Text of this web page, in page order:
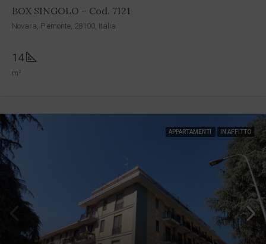
BOX SINGOLO – Cod. 7121
Novara, Piemonte, 28100, Italia
14
m²
APPARTAMENTI IN AFFITTO